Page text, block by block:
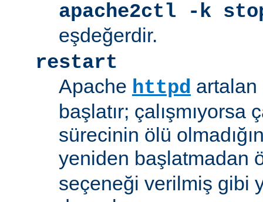
apache2ctl -k
eşdeğerdir.
restart
Apache httpd
başlatır; çalışmıyorsa
sürecinin ölü
yeniden başlatmadan
seçeneği verilmiş gibi